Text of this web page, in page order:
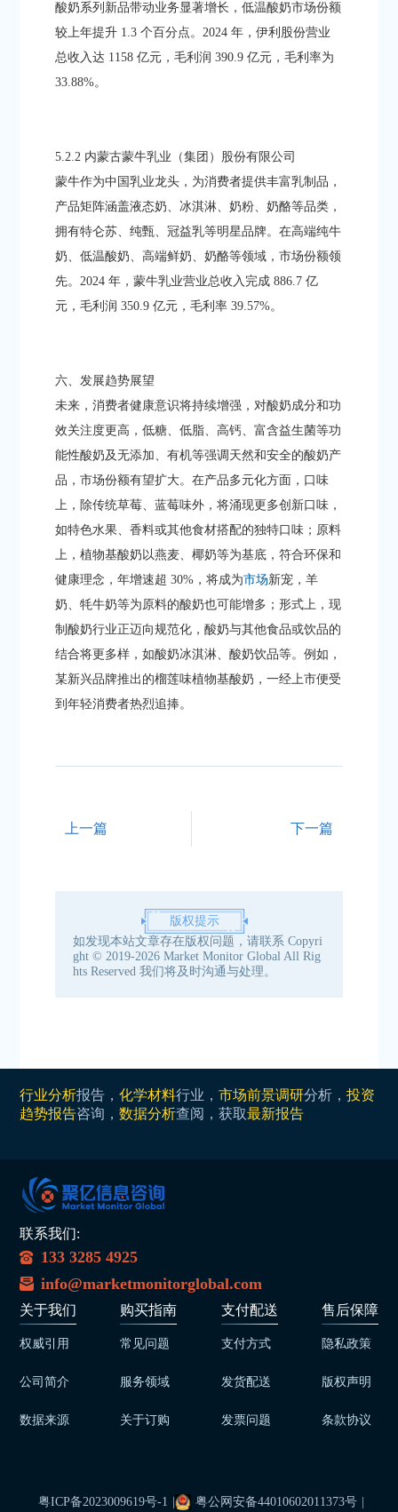
酸奶系列新品带动业务显著增长，低温酸奶市场份额
较上年提升 1.3 个百分点。2024 年，伊利股份营业
总收入达 1158 亿元，毛利润 390.9 亿元，毛利率为
33.88%。​
5.2.2 内蒙古蒙牛乳业（集团）股份有限公司​
蒙牛作为中国乳业龙头，为消费者提供丰富乳制品，
产品矩阵涵盖液态奶、冰淇淋、奶粉、奶酪等品类，
拥有特仑苏、纯甄、冠益乳等明星品牌。在高端纯牛
奶、低温酸奶、高端鲜奶、奶酪等领域，市场份额领
先。2024 年，蒙牛乳业营业总收入完成 886.7 亿
元，毛利润 350.9 亿元，毛利率 39.57%。​
六、发展趋势展望​
未来，消费者健康意识将持续增强，对酸奶成分和功
效关注度更高，低糖、低脂、高钙、富含益生菌等功
能性酸奶及无添加、有机等强调天然和安全的酸奶产
品，市场份额有望扩大。在产品多元化方面，口味
上，除传统草莓、蓝莓味外，将涌现更多创新口味，
如特色水果、香料或其他食材搭配的独特口味；原料
上，植物基酸奶以燕麦、椰奶等为基底，符合环保和
健康理念，年增速超 30%，将成为市场新宠，羊
奶、牦牛奶等为原料的酸奶也可能增多；形式上，现
制酸奶行业正迈向规范化，酸奶与其他食品或饮品的
结合将更多样，如酸奶冰淇淋、酸奶饮品等。例如，
某新兴品牌推出的榴莲味植物基酸奶，一经上市便受
到年轻消费者热烈追捧。
上一篇 下一篇
版权提示
如发现本站文章存在版权问题，请联系Copyri
ght © 2019-2026 Market Monitor Global All Rig
hts Reserved 我们将及时沟通与处理。
行业分析报告，化学材料行业，市场前景调研分析，投资
趋势报告咨询，数据分析查阅，获取最新报告
联系我们:
133 3285 4925
info@marketmonitorglobal.com
关于我们
权威引用
公司简介
数据来源
购买指南
常见问题
服务领域
关于订购
支付配送
支付方式
发货配送
发票问题
售后保障
隐私政策
版权声明
条款协议
粤ICP备2023009619号-1 粤公网安备44010602011373号